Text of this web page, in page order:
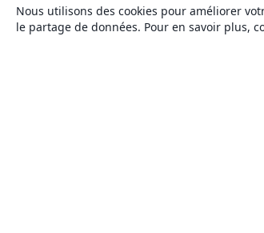
Nous utilisons des cookies pour améliorer
le partage de données. Pour en savoir plus,